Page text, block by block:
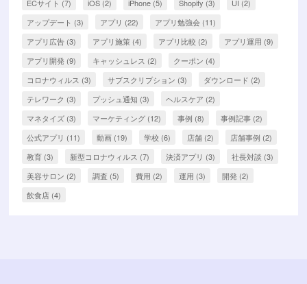
ECサイト (7) iOS (2) iPhone (5) Shopify (3) UI (2)
アップデート (3) アプリ (22) アプリ勉強会 (11)
アプリ広告 (3) アプリ施策 (4) アプリ比較 (2) アプリ運用 (9)
アプリ開発 (9) キャッシュレス (2) クーポン (4)
コロナウィルス (3) サブスクリプション (3) ダウンロード (2)
テレワーク (3) プッシュ通知 (3) ヘルスケア (2)
マネタイズ (3) マーケティング (12) 事例 (8) 事例記事 (2)
公式アプリ (11) 動画 (19) 学校 (6) 店舗 (2) 店舗事例 (2)
教育 (3) 新型コロナウィルス (7) 決済アプリ (3) 社長対談 (3)
美容サロン (2) 調査 (5) 費用 (2) 運用 (3) 開発 (2)
飲食店 (4)